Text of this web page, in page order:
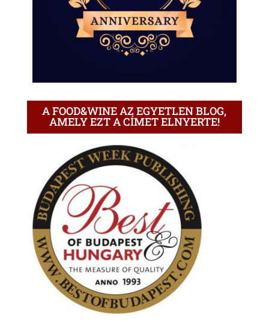
A FOOD&WINE AZ EGYETLEN BLOG,
AMELY EZT A CÍMET ELNYERTE!